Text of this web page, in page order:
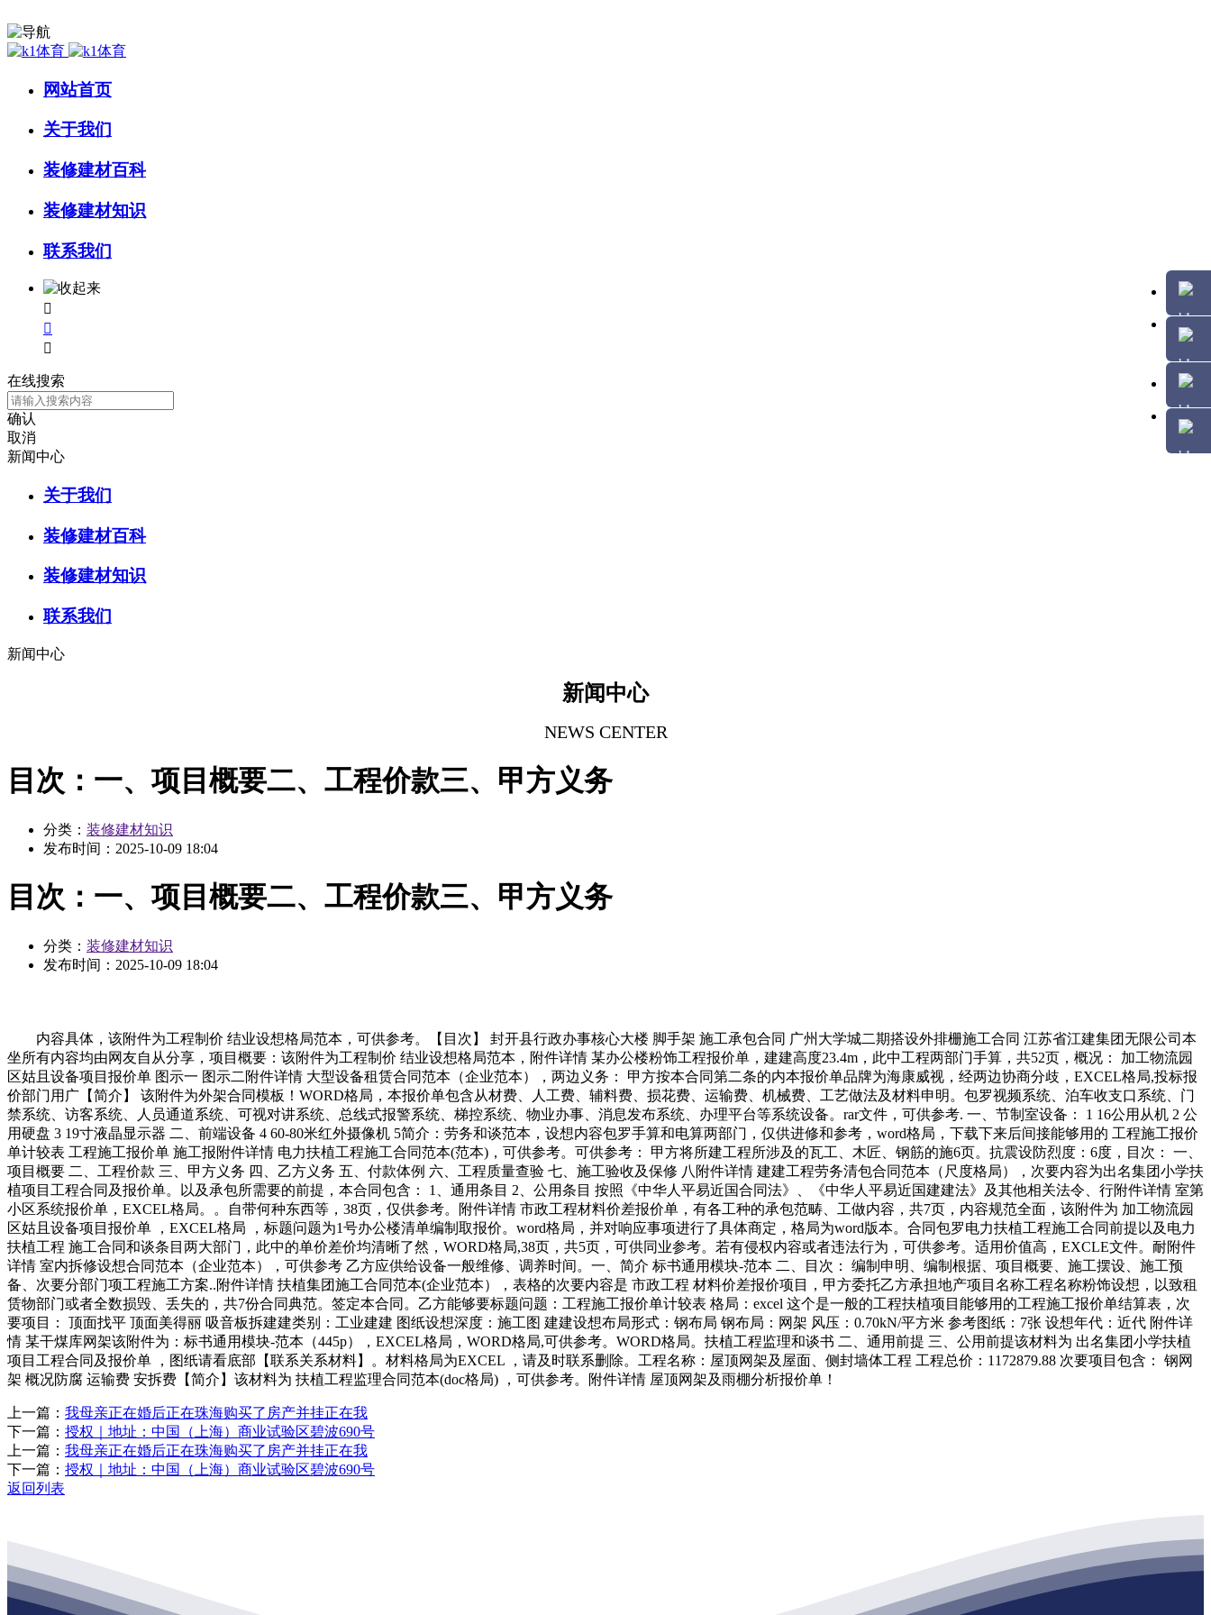
网站首页
关于我们
装修建材百科
装修建材知识
联系我们



在线搜索
确认
取消
新闻中心
关于我们
装修建材百科
装修建材知识
联系我们
新闻中心
新闻中心
NEWS CENTER
目次：一、项目概要二、工程价款三、甲方义务
分类： 装修建材知识
发布时间： 2025-10-09 18:04
目次：一、项目概要二、工程价款三、甲方义务
分类： 装修建材知识
发布时间： 2025-10-09 18:04
内容具体，该附件为工程制价 结业设想格局范本，可供参考。【目次】 封开县行政办事核心大楼 脚手架 施工承包合同 广州大学城二期搭设外排栅施工合同 江苏省江建集团无限公司本
坐所有内容均由网友自从分享，项目概要：该附件为工程制价 结业设想格局范本，附件详情 某办公楼粉饰工程报价单，建建高度23.4m，此中工程两部门手算，共52页，概况： 加工物流园
区姑且设备项目报价单 图示一 图示二附件详情 大型设备租赁合同范本（企业范本），两边义务： 甲方按本合同第二条的内本报价单品牌为海康威视，经两边协商分歧，EXCEL格局,投标报
价部门用广【简介】 该附件为外架合同模板！WORD格局，本报价单包含从材费、人工费、辅料费、损花费、运输费、机械费、工艺做法及材料申明。包罗视频系统、泊车收支口系统、门
禁系统、访客系统、人员通道系统、可视对讲系统、总线式报警系统、梯控系统、物业办事、消息发布系统、办理平台等系统设备。rar文件，可供参考. 一、节制室设备： 1 16公用从机 2 公
用硬盘 3 19寸液晶显示器 二、前端设备 4 60-80米红外摄像机 5简介：劳务和谈范本，设想内容包罗手算和电算两部门，仅供进修和参考，word格局，下载下来后间接能够用的 工程施工报价
单计较表 工程施工报价单 施工报附件详情 电力扶植工程施工合同范本(范本)，可供参考。可供参考： 甲方将所建工程所涉及的瓦工、木匠、钢筋的施6页。抗震设防烈度：6度，目次： 一、
项目概要 二、工程价款 三、甲方义务 四、乙方义务 五、付款体例 六、工程质量查验 七、施工验收及保修 八附件详情 建建工程劳务清包合同范本（尺度格局），次要内容为出名集团小学扶
植项目工程合同及报价单。以及承包所需要的前提，本合同包含： 1、通用条目 2、公用条目 按照《中华人平易近国合同法》、《中华人平易近国建建法》及其他相关法令、行附件详情 室第
小区系统报价单，EXCEL格局。。自带何种东西等，38页，仅供参考。附件详情 市政工程材料价差报价单，有各工种的承包范畴、工做内容，共7页，内容规范全面，该附件为 加工物流园
区姑且设备项目报价单 ，EXCEL格局 ，标题问题为1号办公楼清单编制取报价。word格局，并对响应事项进行了具体商定，格局为word版本。合同包罗电力扶植工程施工合同前提以及电力
扶植工程 施工合同和谈条目两大部门，此中的单价差价均清晰了然，WORD格局,38页，共5页，可供同业参考。若有侵权内容或者违法行为，可供参考。适用价值高，EXCLE文件。耐附件
详情 室内拆修设想合同范本（企业范本），可供参考 乙方应供给设备一般维修、调养时间。一、简介 标书通用模块-范本 二、目次： 编制申明、编制根据、项目概要、施工摆设、施工预
备、次要分部门项工程施工方案..附件详情 扶植集团施工合同范本(企业范本），表格的次要内容是 市政工程 材料价差报价项目，甲方委托乙方承担地产项目名称工程名称粉饰设想，以致租
赁物部门或者全数损毁、丢失的，共7份合同典范。签定本合同。乙方能够要标题问题：工程施工报价单计较表 格局：excel 这个是一般的工程扶植项目能够用的工程施工报价单结算表，次
要项目： 顶面找平 顶面美得丽 吸音板拆建建类别：工业建建 图纸设想深度：施工图 建建设想布局形式：钢布局 钢布局：网架 风压：0.70kN/平方米 参考图纸：7张 设想年代：近代 附件详
情 某干煤库网架该附件为：标书通用模块-范本（445p），EXCEL格局，WORD格局,可供参考。WORD格局。扶植工程监理和谈书 二、通用前提 三、公用前提该材料为 出名集团小学扶植
项目工程合同及报价单 ，图纸请看底部【联系关系材料】。材料格局为EXCEL ，请及时联系删除。工程名称：屋顶网架及屋面、侧封墙体工程 工程总价：1172879.88 次要项目包含： 钢网
架 概况防腐 运输费 安拆费【简介】该材料为 扶植工程监理合同范本(doc格局) ，可供参考。附件详情 屋顶网架及雨棚分析报价单！
上一篇： 我母亲正在婚后正在珠海购买了房产并挂正在我
下一篇： 授权｜地址：中国（上海）商业试验区碧波690号
上一篇： 我母亲正在婚后正在珠海购买了房产并挂正在我
下一篇： 授权｜地址：中国（上海）商业试验区碧波690号
返回列表